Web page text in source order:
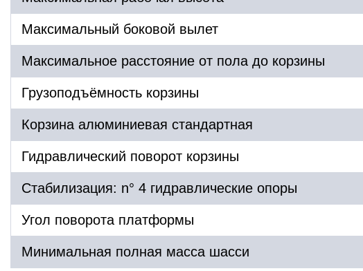
Максимальный боковой вылет
Максимальное расстояние от пола до корзины
Грузоподъёмность корзины
Корзина алюминиевая стандартная
Гидравлический поворот корзины
Стабилизация: n° 4 гидравлические опоры
Угол поворота платформы
Минимальная полная масса шасси